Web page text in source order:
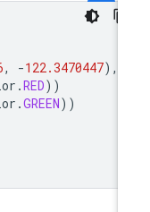
, -122.3470447
Color.RED
Color.GREEN